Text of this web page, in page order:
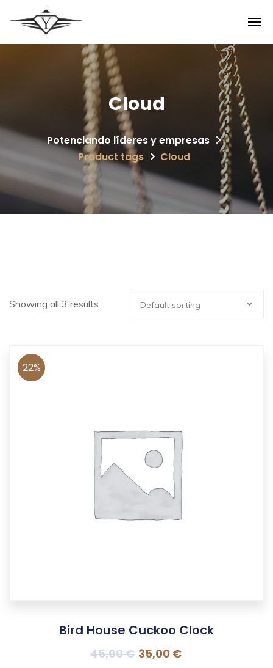
Cloud
Potenciando líderes y empresas
Product tags
Cloud
Showing all 3 results Default sorting
22%
Bird House Cuckoo Clock
45,00€ 35,00 €